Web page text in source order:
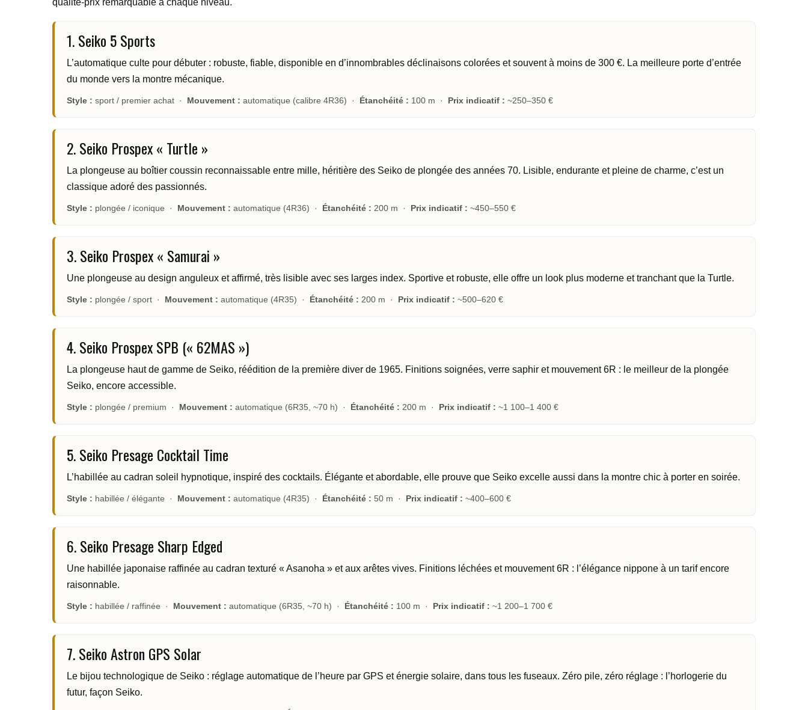
qualité-prix remarquable à chaque niveau.
1. Seiko 5 Sports
L’automatique culte pour débuter : robuste, fiable, disponible en d’innombrables déclinaisons colorées et souvent à moins de 300 €. La meilleure porte d’entrée
du monde vers la montre mécanique.
Style : sport / premier achat · Mouvement : automatique (calibre 4R36) · Étanchéité : 100 m · Prix indicatif : ~250–350 €
2. Seiko Prospex « Turtle »
La plongeuse au boîtier coussin reconnaissable entre mille, héritière des Seiko de plongée des années 70. Lisible, endurante et pleine de charme, c’est un
classique adoré des passionnés.
Style : plongée / iconique · Mouvement : automatique (4R36) · Étanchéité : 200 m · Prix indicatif : ~450–550 €
3. Seiko Prospex « Samurai »
Une plongeuse au design anguleux et affirmé, très lisible avec ses larges index. Sportive et robuste, elle offre un look plus moderne et tranchant que la Turtle.
Style : plongée / sport · Mouvement : automatique (4R35) · Étanchéité : 200 m · Prix indicatif : ~500–620 €
4. Seiko Prospex SPB (« 62MAS »)
La plongeuse haut de gamme de Seiko, réédition de la première diver de 1965. Finitions soignées, verre saphir et mouvement 6R : le meilleur de la plongée
Seiko, encore accessible.
Style : plongée / premium · Mouvement : automatique (6R35, ~70 h) · Étanchéité : 200 m · Prix indicatif : ~1 100–1 400 €
5. Seiko Presage Cocktail Time
L’habillée au cadran soleil hypnotique, inspiré des cocktails. Élégante et abordable, elle prouve que Seiko excelle aussi dans la montre chic à porter en soirée.
Style : habillée / élégante · Mouvement : automatique (4R35) · Étanchéité : 50 m · Prix indicatif : ~400–600 €
6. Seiko Presage Sharp Edged
Une habillée japonaise raffinée au cadran texturé « Asanoha » et aux arêtes vives. Finitions léchées et mouvement 6R : l’élégance nippone à un tarif encore
raisonnable.
Style : habillée / raffinée · Mouvement : automatique (6R35, ~70 h) · Étanchéité : 100 m · Prix indicatif : ~1 200–1 700 €
7. Seiko Astron GPS Solar
Le bijou technologique de Seiko : réglage automatique de l’heure par GPS et énergie solaire, dans tous les fuseaux. Zéro pile, zéro réglage : l’horlogerie du
futur, façon Seiko.